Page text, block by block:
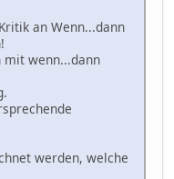
an Wenn...dann
mit wenn...dann
werden, welche